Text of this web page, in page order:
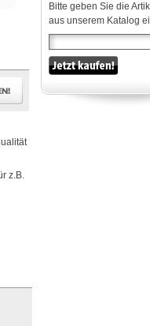
z.B.
Bitte geben Sie die
aus unserem Katalog